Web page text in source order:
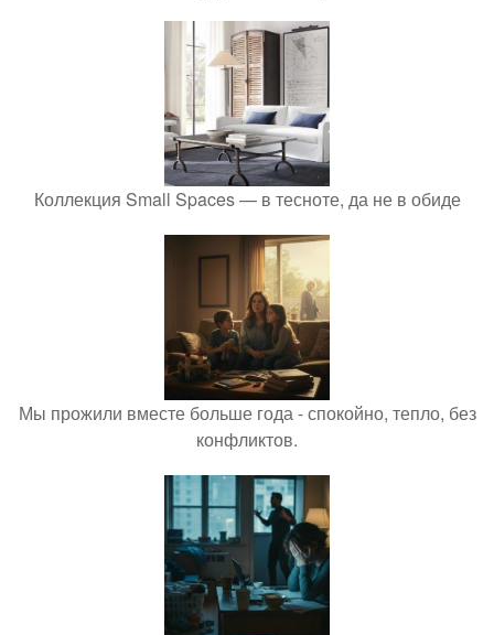
Коллекция Small Spaces — в тесноте, да не в обиде
Мы прожили вместе больше года - спокойно, тепло, без
конфликтов.